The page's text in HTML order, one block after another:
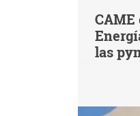
CAME
las